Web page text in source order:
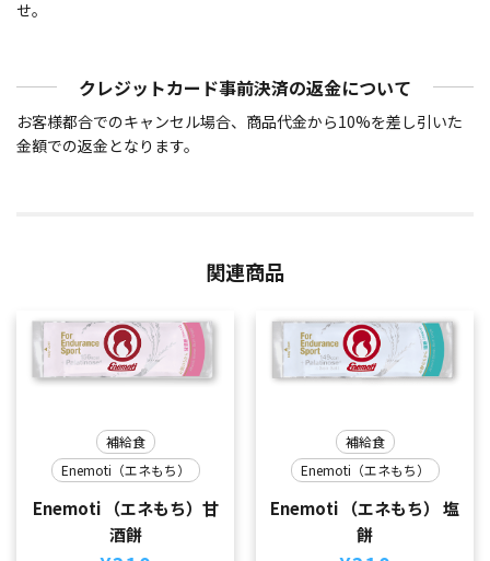
せ。
クレジットカード事前決済の返金について
お客様都合でのキャンセル場合、商品代金から10%を差し引いた
金額での返金となります。
関連商品
補給食
Enemoti（エネもち）
Enemoti （エネもち）甘
酒餅
補給食
Enemoti（エネもち）
Enemoti （エネもち） 塩
餅